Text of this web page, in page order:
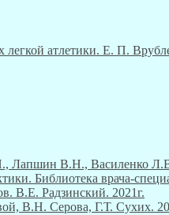
легкой атлетики. Е. П.
Лапшин В.Н., Василенко
Библиотека врача-
В.Е. Радзинский. 2021г.
В.Н. Серова, Г.Т. Сухих.